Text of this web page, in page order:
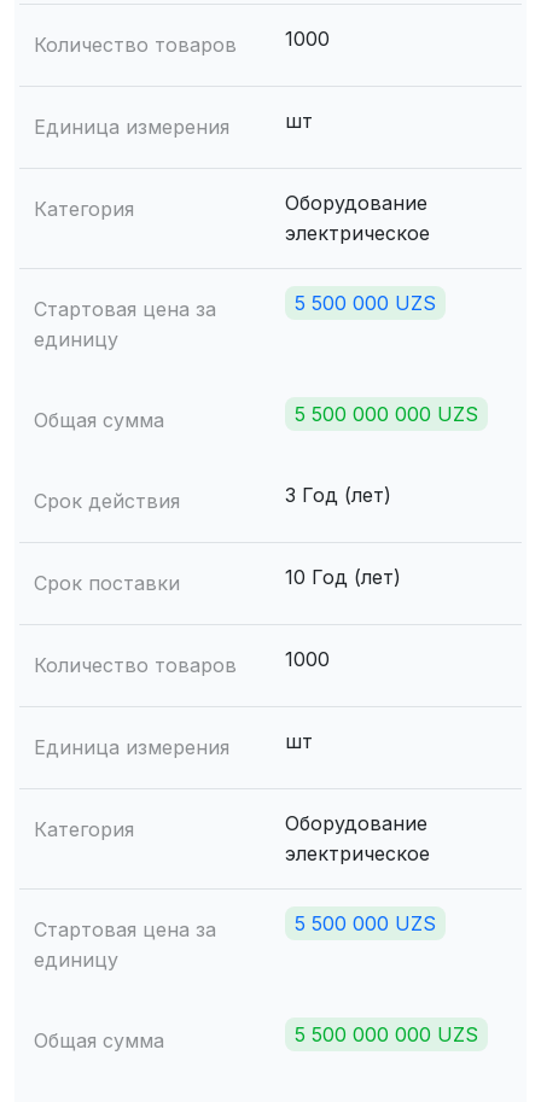
Количество товаров 1000
Единица измерения шт
Категория
Оборудование
электрическое
Стартовая цена за
единицу
5 500 000 UZS
Общая сумма 5 500 000 000 UZS
Срок действия 3 Год (лет)
Срок поставки 10 Год (лет)
Количество товаров 1000
Единица измерения шт
Категория
Оборудование
электрическое
Стартовая цена за
единицу
5 500 000 UZS
Общая сумма 5 500 000 000 UZS